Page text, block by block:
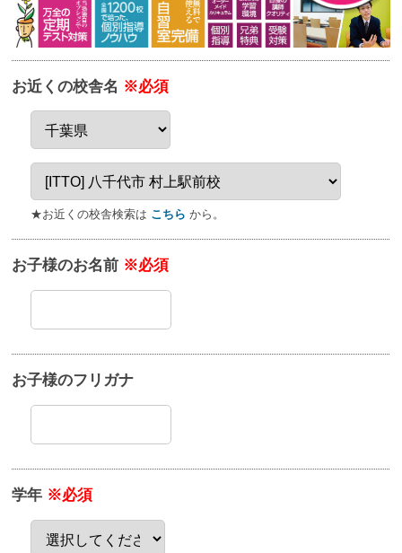
お近くの校舎名 ※必須
★お近くの校舎検索は こちら から。
お子様のお名前 ※必須
お子様のフリガナ
学年 ※必須